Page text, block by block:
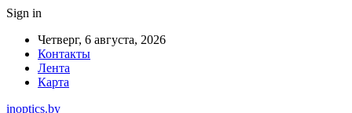
Sign in
Четверг, 6 августа, 2026
Контакты
Лента
Карта
inoptics.by